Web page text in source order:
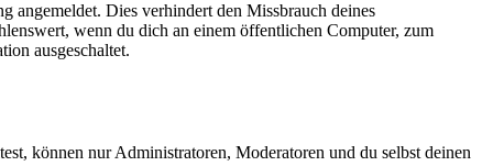
angemeldet. Dies verhindert den Missbrauch deines
wenn du dich an einem öffentlichen Computer, zum
ausgeschaltet.
können nur Administratoren, Moderatoren und du selbst deinen